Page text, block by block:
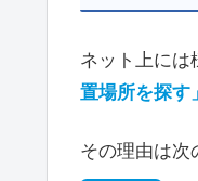
ネット上には
置場所を探す」
その理由は次